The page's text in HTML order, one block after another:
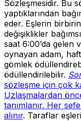
Sözleşmesidir. Bu
yaptıklarından
eder. Eşlerin
değişiklikler
saat 6:00’da gelen
oynayan adam,
gömlek
ödüllendirilebilir.
sözleşme için çok
Uzlaşmalardan
tanımlanır. Her
alınır. Taraflar